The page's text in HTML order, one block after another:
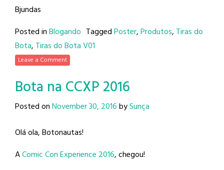
Bjundas
Posted inBlogando TaggedPoster,Produtos, Tiras do
Bota, Tiras do Bota V01
Leave a Comment
Bota na CCXP 2016
Posted onNovember 30, 2016bySunça
Olá ola, Botonautas!
AComic Con Experience 2016, chegou!